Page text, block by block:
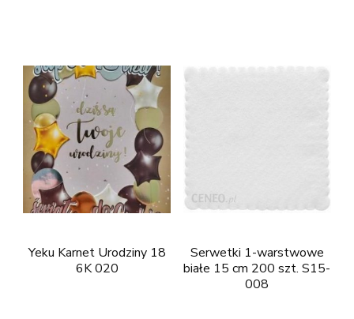
Yeku Karnet Urodziny 18
6K 020
Serwetki 1-warstwowe
białe 15 cm 200 szt. S15-
008